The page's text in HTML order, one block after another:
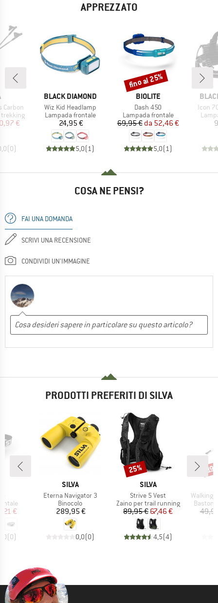
APPREZZATO
Carbon
ridotto
€
(0)
MARCHIO
BLACK DIAMOND
Articolo
Wiz Kid Headlamp
Gruppo di prodotti
Lampada frontale
Prezzo
24,95 €
5,0(1)
MARCHIO
BIOLITE
Articolo
Dash 450
Gruppo di prodotti
Lampada frontale
Prezzo
69,95 € Prezzo ridotto
da 52,46 €
5,0(1)
Sconto
fino al 25%
Articolo
Icon
COSA NE PENSI?
FAI UNA DOMANDA
SCRIVI UNA RECENSIONE
CONDIVIDI UN'IMMAGINE
PRODOTTI PREFERITI DI SILVA
ridotto
€
(0)
MARCHIO
SILVA
Articolo
Eterna Navigator 3
Gruppo di prodotti
Binocolo
Prezzo
289,95 €
0,0(0)
MARCHIO
SILVA
Articolo
Strive 5 Vest
Gruppo di prodotti
Zaino per trail running
Prezzo
89,95 €Prezzo ridotto
67,46 €
4,5(4)
Sconto
25%
Articolo
Walking
Gruppo